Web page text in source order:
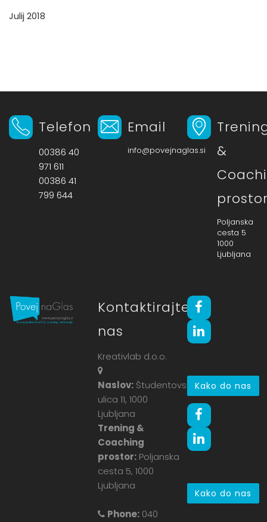
Julij 2018
Telefon
00386 40
971 611
00386 41
799 644
Email
info@povejnaglas.si
&
Poljanska
cesta 5
1000
Ljubljana
Kontaktirajte
nas
Kreativlab d.o.o.
Naslov: Študentovska
ulica 11, 1000
Ljubljana
Trening &
Coaching
prostor: Poljanska
cesta 5, 1000
Ljubljana
Phone: 040
Kako do nas
Kako do nas